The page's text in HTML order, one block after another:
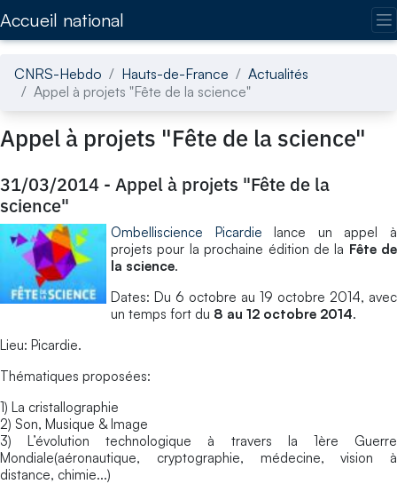
Accueil national
CNRS-Hebdo Hauts-de-France
Actualités
Appel à projets "Fête de la science"
Appel à projets "Fête de la science"
31/03/2014 - Appel à projets "Fête de la
science"
Ombelliscience Picardie lance un appel à
projets pour la prochaine édition de la Fête de
la science.
Dates: Du 6 octobre au 19 octobre 2014, avec
un temps fort du 8 au 12 octobre 2014.
Lieu: Picardie.
Thématiques proposées:
1) La cristallographie
2) Son, Musique & Image
3) L’évolution technologique à travers la 1ère Guerre
Mondiale(aéronautique, cryptographie, médecine, vision à
distance, chimie...)